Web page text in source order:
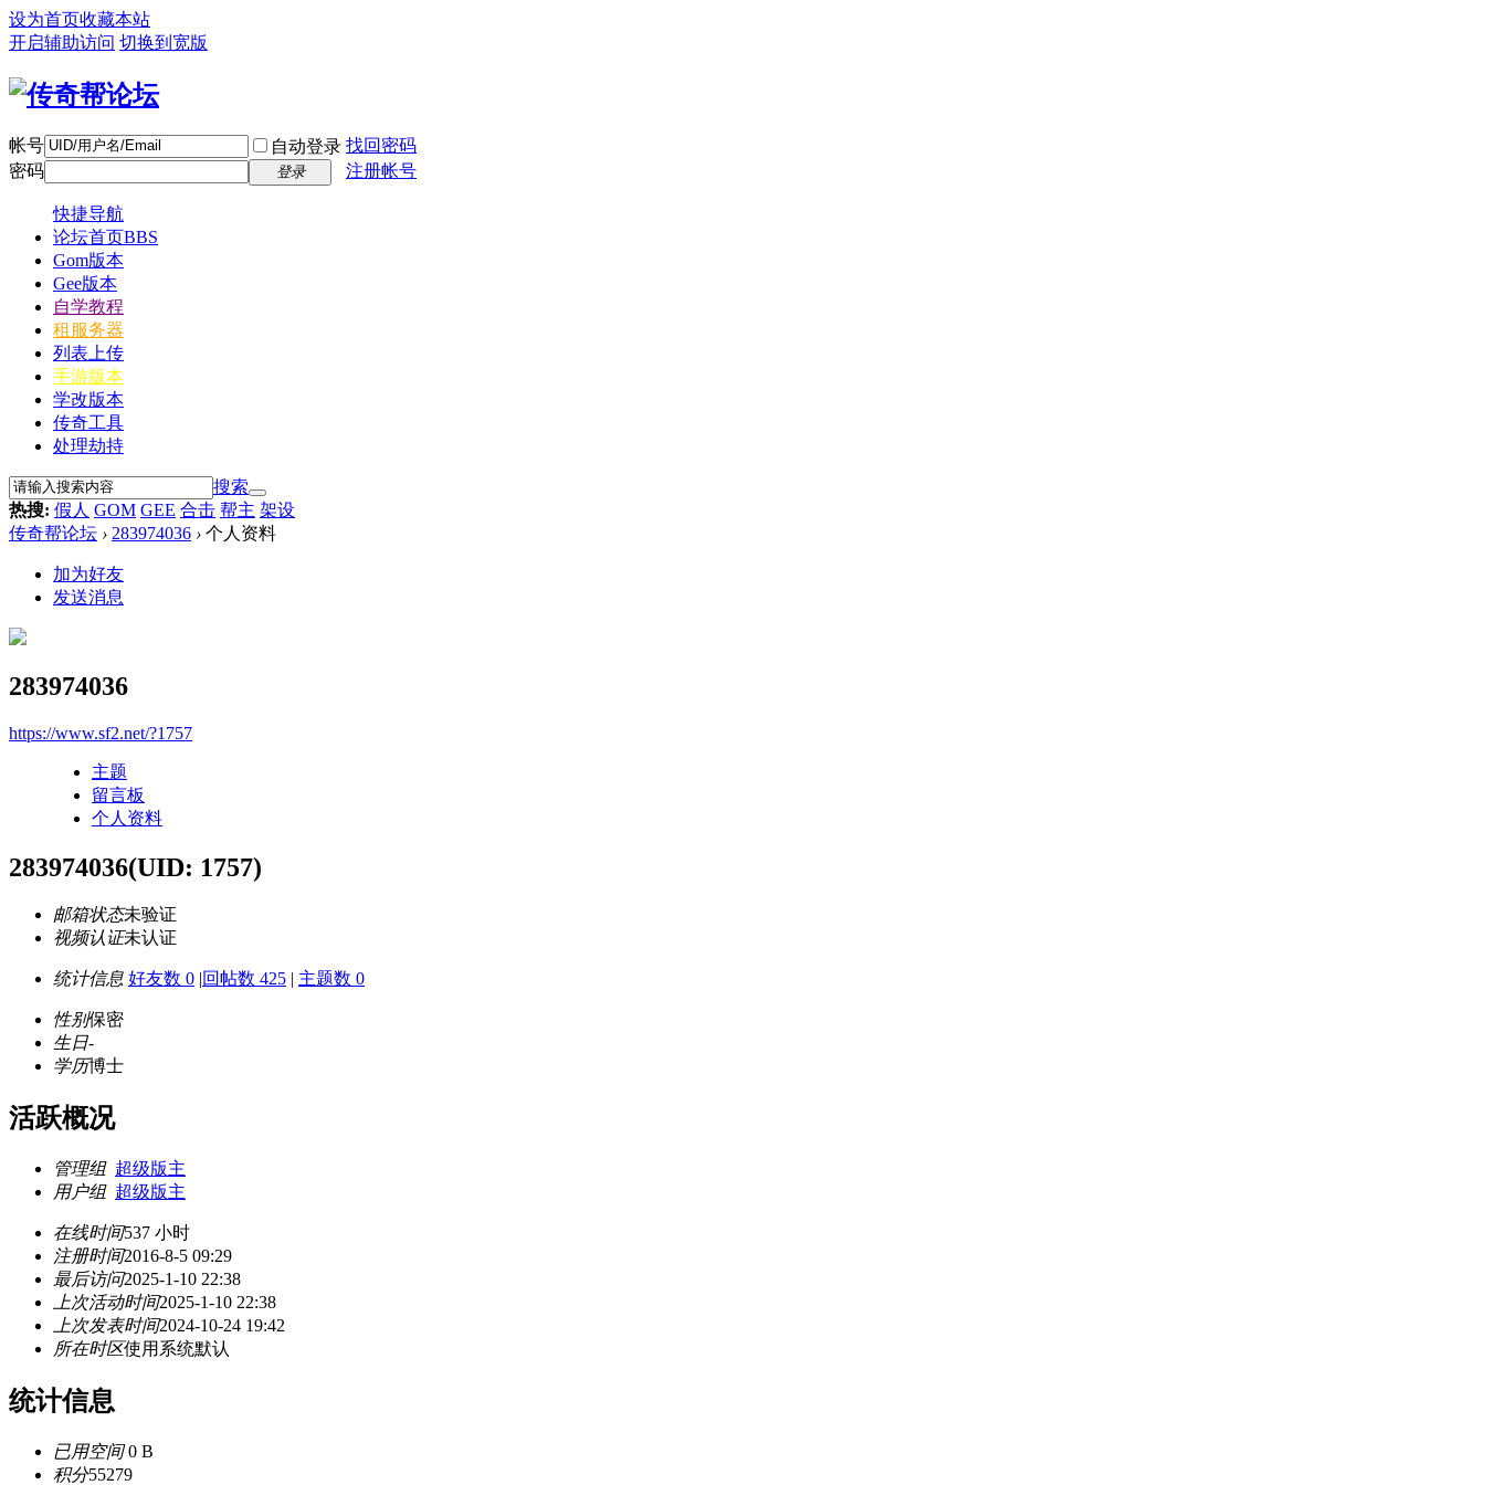
设为首页收藏本站
开启辅助访问 切换到宽版
帐号 自动登录 找回密码
密码
登录 注册帐号
快捷导航
论坛首页BBS
Gom版本
Gee版本
自学教程
租服务器
列表上传
手游版本
学改版本
传奇工具
处理劫持
搜索
热搜: 假人 GOM GEE 合击 帮主 架设
传奇帮论坛 › 283974036 › 个人资料
加为好友
发送消息
283974036
https://www.sf2.net/?1757
主题
留言板
个人资料
283974036(UID: 1757)
邮箱状态未验证
视频认证未认证
统计信息 好友数 0 |回帖数 425 | 主题数 0
性别保密
生日-
学历博士
活跃概况
管理组 超级版主
用户组 超级版主
在线时间537 小时
注册时间2016-8-5 09:29
最后访问2025-1-10 22:38
上次活动时间2025-1-10 22:38
上次发表时间2024-10-24 19:42
所在时区使用系统默认
统计信息
已用空间0 B
积分55279